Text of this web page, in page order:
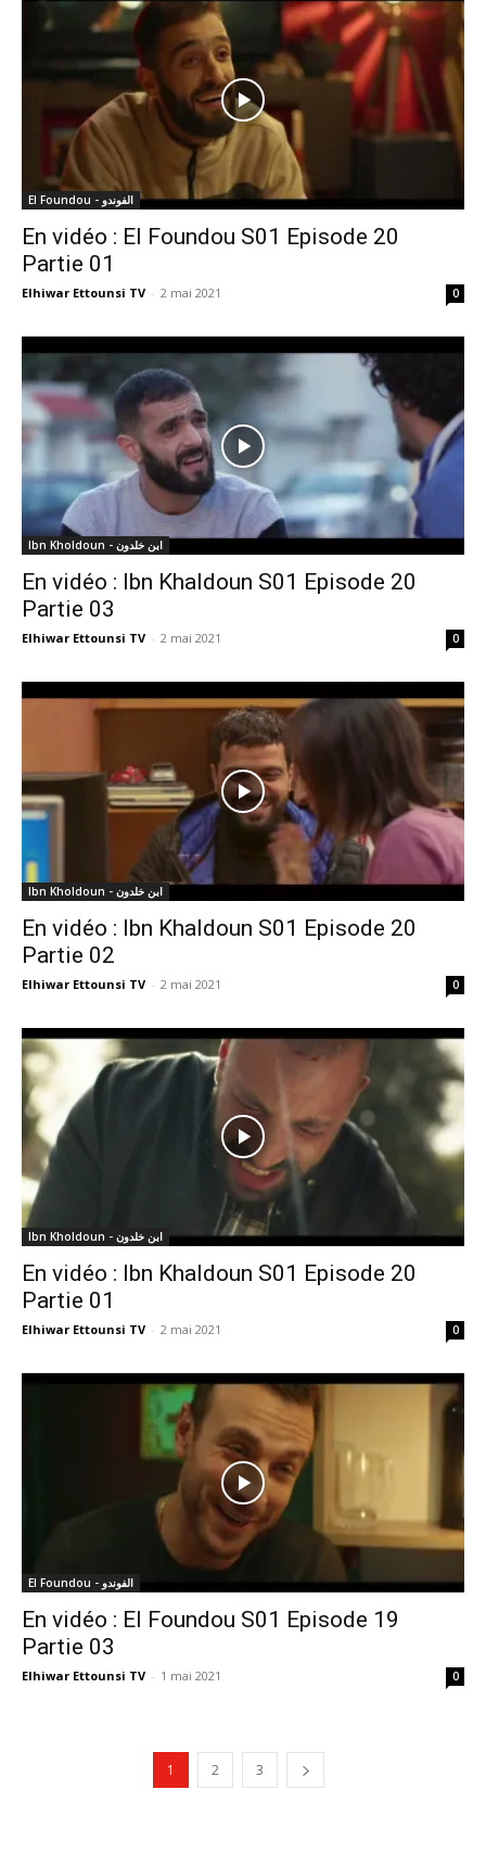
El Foundou - الفوندو
En vidéo : El Foundou S01 Episode 20
Partie 01
Elhiwar Ettounsi TV - 2 mai 2021 0
Ibn Kholdoun - ابن خلدون
En vidéo : Ibn Khaldoun S01 Episode 20
Partie 03
Elhiwar Ettounsi TV - 2 mai 2021 0
Ibn Kholdoun - ابن خلدون
En vidéo : Ibn Khaldoun S01 Episode 20
Partie 02
Elhiwar Ettounsi TV - 2 mai 2021 0
Ibn Kholdoun - ابن خلدون
En vidéo : Ibn Khaldoun S01 Episode 20
Partie 01
Elhiwar Ettounsi TV - 2 mai 2021 0
El Foundou - الفوندو
En vidéo : El Foundou S01 Episode 19
Partie 03
Elhiwar Ettounsi TV - 1 mai 2021 0
1 2 3